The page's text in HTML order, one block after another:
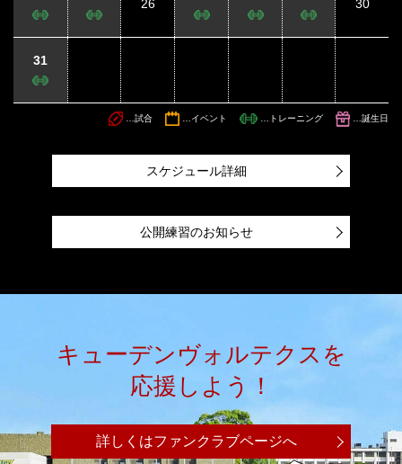
26 30
31
…試合 …イベント …トレーニング …誕生日
スケジュール詳細
公開練習のお知らせ
キューデンヴォルテクスを
応援しよう！
詳しくはファンクラブページへ